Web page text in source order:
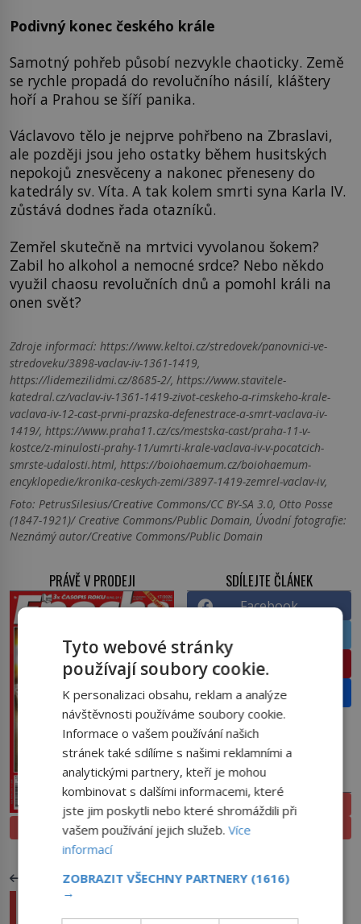
Podivný konec českého krále
Samotný pohřeb působí nezvykle chaoticky. Země
se rychle propadá do revolučního násilí, kláštery
hoří a Prahou se šíří panika.
Václavovo tělo je nejprve pohřbeno na Zbraslavi,
ale později jsou jeho ostatky během husitských
nepokojů znesvěceny a nakonec přeneseny do
katedrály sv. Víta. A tak kolem smrti syna Karla IV.
zůstává dodnes řada otazníků.
Zemřel skutečně na mrtvici vyvolanou šokem?
Zabil ho alkohol a nemocné srdce? Nebo někdo
využil chaosu revolučních dnů a pomohl králi na
onen svět?
Zdroje informací: https://www.keltoi.cz/stredovek/panovnici-ve-
stredoveku/3898-vaclav-iv-1361-1419,
https://lidemezilidmi.cz/8685-2/, https://www.stavitele-
katedral.cz/vaclav-iv-1361-1419-zivot-ceskeho-a-rimskeho-krale-
vaclava-iv-12-cast-prvni-prazska-defenestrace-a-smrt-vaclava-iv-
1419/, https://www.praha11.cz/cs/mestska-cast/praha-11-v-
kostce/z-minulosti-prahy-11/umrti-krale-vaclava-iv-v-pocatcich-
smrste-udalosti.html, https://boiohaemum.cz/boiohaemum-
encyklopedie/kronika-ceskych-zemi/3897-1419-zemrel-vaclav-iv,
Foto: PetrusSilesius/Creative Commons/CC BY-SA 3.0, Otto Posse
(1847-1921)/ Creative Commons/Public Domain, Úvodní fotografie:
Neznámý autor/Creative Commons/Public Domain
PRÁVĚ V PRODEJI
PROLISTOVAT
SDÍLEJTE ČLÁNEK
Facebook
Pinterest
Email
PŘEDPLATNÉ
ELEKTRONICKÉ
TIŠTĚNÉ
PŘEDCHOZÍ ČLÁNEK
Libůstky diktátora Kaddáfího: Utrácí za obrazy,
politické suvenýry i auta
Tyto webové stránky
používají soubory cookie.
K personalizaci obsahu, reklam a analýze
návštěvnosti používáme soubory cookie.
Informace o vašem používání našich
stránek také sdílíme s našimi reklamními a
analytickými partnery, kteří je mohou
kombinovat s dalšími informacemi, které
jste jim poskytli nebo které shromáždili při
vašem používání jejich služeb.Více
informací
ZOBRAZIT VŠECHNY PARTNERY (1616)
→